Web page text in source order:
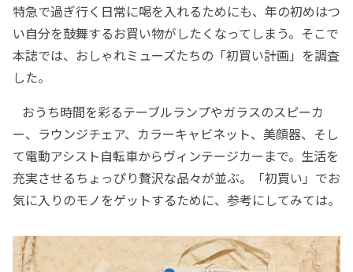
特急で過ぎ行く日常に喝を入れるためにも、年の初めはつ
い自分を鼓舞するお買い物がしたくなってしまう。そこで
本誌では、おしゃれミューズたちの「初買い計画」を調査
した。
おうち時間を彩るテーブルランプやガラスのスピーカ
ー、ラウンジチェア、カラーキャビネット、美顔器、そし
て電動アシスト自転車からヴィンテージカーまで。生活を
充実させるちょっぴり贅沢な品々が並ぶ。「初買い」でお
気に入りのモノをゲットするために、参考にしてみては。